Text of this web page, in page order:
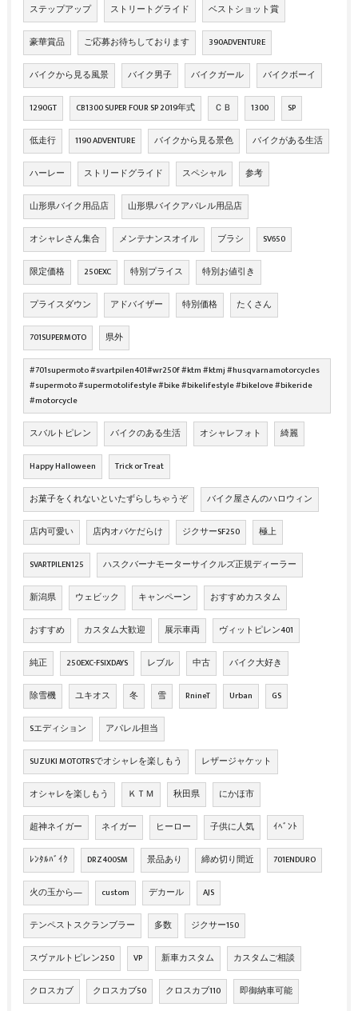
ステップアップ ストリートグライド ベストショット賞
豪華賞品 ご応募お待ちしております 390ADVENTURE
バイクから見る風景 バイク男子 バイクガール バイクボーイ
1290GT CB1300 SUPER FOUR SP 2019年式 ＣＢ 1300 SP
低走行 1190 ADVENTURE バイクから見る景色 バイクがある生活
ハーレー ストリードグライド スペシャル 参考
山形県バイク用品店 山形県バイクアパレル用品店
オシャレさん集合 メンテナンスオイル ブラシ SV650
限定価格 250EXC 特別プライス 特別お値引き
プライスダウン アドバイザー 特別価格 たくさん
701SUPERMOTO 県外
#701supermoto #svartpilen401#wr250f #ktm #ktmj #husqvarnamotorcycles
#supermoto #supermotolifestyle #bike #bikelifestyle #bikelove #bikeride
#motorcycle
スバルトピレン バイクのある生活 オシャレフォト 綺麗
Happy Halloween Trick or Treat
お菓子をくれないといたずらしちゃうぞ バイク屋さんのハロウィン
店内可愛い 店内オバケだらけ ジクサーSF250 極上
SVARTPILEN125 ハスクバーナモーターサイクルズ正規ディーラー
新潟県 ウェビック キャンペーン おすすめカスタム
おすすめ カスタム大歓迎 展示車両 ヴィットピレン401
純正 250EXC-FSIXDAYS レブル 中古 バイク大好き
除雪機 ユキオス 冬 雪 RnineT Urban GS
Sエディション アパレル担当
SUZUKI MOTOTRSでオシャレを楽しもう レザージャケット
オシャレを楽しもう ＫＴＭ 秋田県 にかほ市
超神ネイガー ネイガー ヒーロー 子供に人気 ｲﾍﾞﾝﾄ
ﾚﾝﾀﾙﾊﾞｲｸ DRZ400SM 景品あり 締め切り間近 701ENDURO
火の玉から― custom デカール AJS
テンペストスクランブラー 多数 ジクサー150
スヴァルトピレン250 VP 新車カスタム カスタムご相談
クロスカブ クロスカブ50 クロスカブ110 即御納車可能